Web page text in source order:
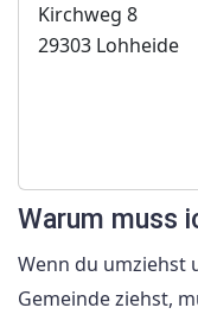
Kirchweg 8
29303 Lohheide
Warum muss
Wenn du umziehst
Gemeinde ziehst,